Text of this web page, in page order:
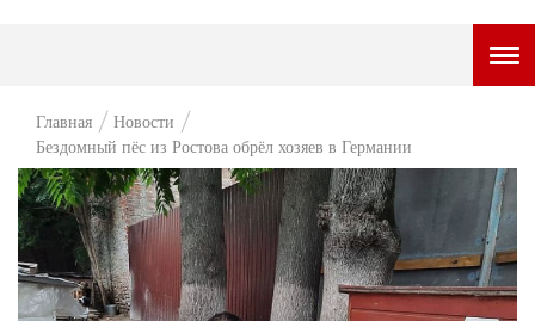
НОВОСТИ
ВОПРОС НЕДЕЛИ
ПРЕМЬЕРА
ТАМ И ТУТ
Главная
Новости
Бездомный пёс из Ростова обрёл хозяев в Германии